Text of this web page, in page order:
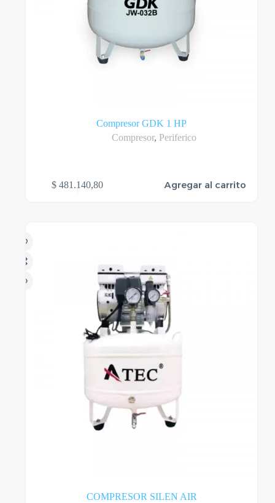
Compresor GDK 1 HP
Compresor, Periferico
$ 481.140,80 Agregar al carrito
COMPRESOR SILEN AIR